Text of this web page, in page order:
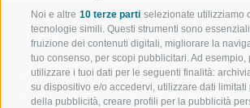
Noi e altre 10 terze parti selezionate utilizziamo
tecnologie simili. Questi strumenti sono
fruizione dei contenuti digitali, migliorare la
tuo consenso, per scopi pubblicitari. Ad esempio,
utilizzare i tuoi dati per le seguenti finalità:
su dispositivo e/o accedervi, utilizzare dati limitati
della pubblicità, creare profili per la pubblicità
BENVENUTI NELLA REGIONE
TURISTICA DI RACINES